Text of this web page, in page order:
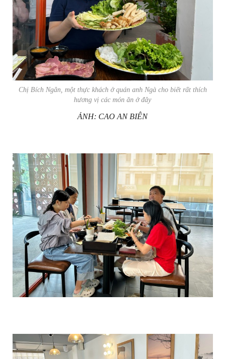
Chị Bích Ngân, một thực khách ở quán anh Ngà cho biết rất thích
hương vị các món ăn ở đây
ẢNH: CAO AN BIÊN